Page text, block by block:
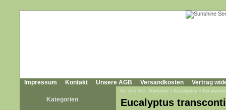
Impressum Kontakt Unsere AGB Versandkosten Vertrag
Kategorien
Sie sind hier: Startseite » Eucalyptus »
Eucalyptus